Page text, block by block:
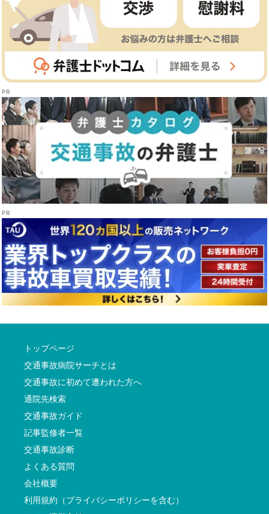
トップページ
交通事故病院サーチとは
交通事故に初めて遭われた方へ
通院先検索
交通事故ガイド
記事監修者一覧
交通事故診断
よくある質問
会社概要
利用規約（プライバシーポリシーを含む）